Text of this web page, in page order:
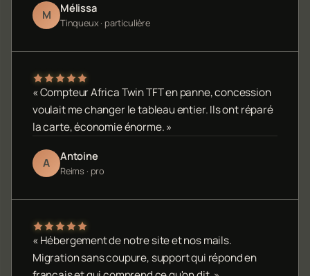
M Mélissa
Tinqueux · particulière
« Compteur Africa Twin TFT en panne, concession
voulait me changer le tableau entier. Ils ont réparé
la carte, économie énorme. »
A Antoine
Reims · pro
« Hébergement de notre site et nos mails.
Migration sans coupure, support qui répond en